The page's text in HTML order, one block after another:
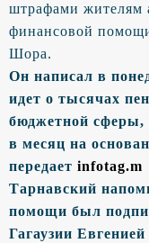
штрафами жителям
финансовой
Шора.
Он написал в
идет о тысячах
бюджетной сферы,
в месяц на
передает infotag.m
Тарнавский
помощи был
Гагаузии